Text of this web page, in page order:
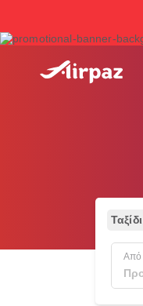
Από